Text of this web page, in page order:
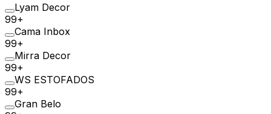
Lyam Decor
99+
Cama Inbox
99+
Mirra Decor
99+
WS ESTOFADOS
99+
Gran Belo